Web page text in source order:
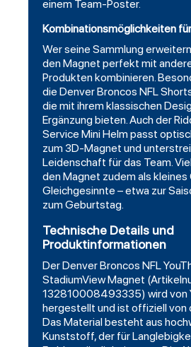
einem Team-Poster.
Kombinationsmöglichkeiten
Wer seine Sammlung
den Magnet perfekt mit
Produkten kombinieren.
die Denver Broncos NFL
die mit ihrem klassischen
Ergänzung bieten. Auch der
Service Mini Helm passt
zum 3D-Magnet und
Leidenschaft für das Team.
den Magnet zudem als
Gleichgesinnte – etwa zur
zum Geburtstag.
Technische Details und
Produktinformationen
Der Denver Broncos NFL
StadiumView Magnet
132810008493335) wird von
hergestellt und ist offiziell von
Das Material besteht aus
Kunststoff, der für